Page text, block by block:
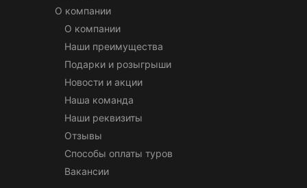
О компании
О компании
Наши преимущества
Подарки и розыгрыши
Новости и акции
Наша команда
Наши реквизиты
Отзывы
Способы оплаты туров
Вакансии